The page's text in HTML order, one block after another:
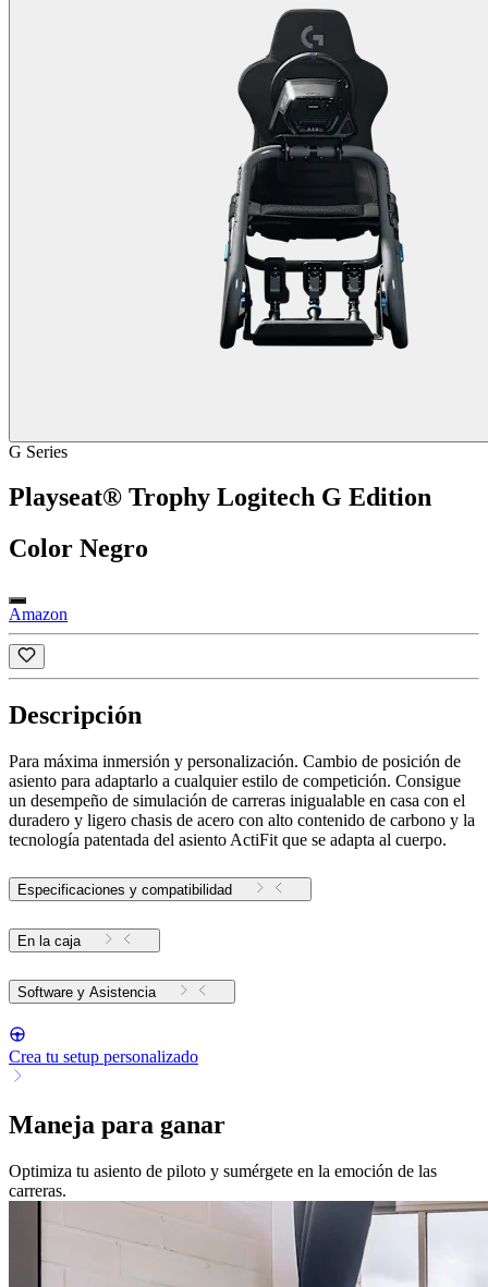
G Series
Playseat® Trophy Logitech G Edition
Color Negro
Amazon
Descripción
Para máxima inmersión y personalización. Cambio de posición de
asiento para adaptarlo a cualquier estilo de competición. Consigue
un desempeño de simulación de carreras inigualable en casa con el
duradero y ligero chasis de acero con alto contenido de carbono y la
tecnología patentada del asiento ActiFit que se adapta al cuerpo.
Especificaciones y compatibilidad
En la caja
Software y Asistencia
Crea tu setup personalizado
Maneja para ganar
Optimiza tu asiento de piloto y sumérgete en la emoción de las
carreras.